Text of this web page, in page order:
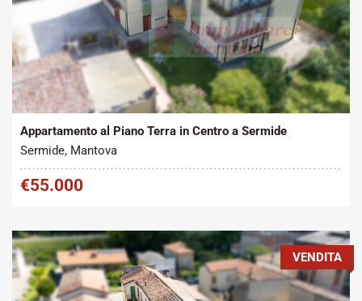
Tipo contratto:
Vendita
Metratura Commerciale:
120 m2
Appartamento al Piano Terra in Centro a Sermide
Sermide, Mantova
€55.000
VENDITA